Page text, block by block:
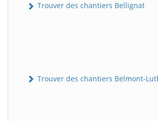
Trouver des chantiers Bellignat
Trouver des chantiers Belmont-